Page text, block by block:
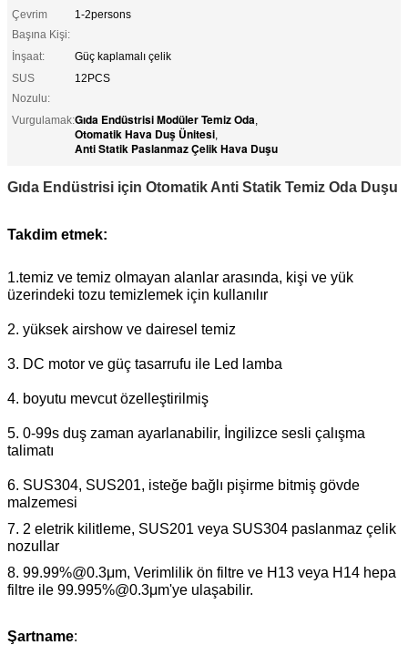
Çevrim
Başına Kişi:
1-2persons
İnşaat:
Güç kaplamalı çelik
SUS
Nozulu:
12PCS
Vurgulamak:Gıda Endüstrisi Modüler Temiz Oda,
Otomatik Hava Duş Ünitesi,
Anti Statik Paslanmaz Çelik Hava Duşu
Gıda Endüstrisi için Otomatik Anti Statik Temiz Oda Duşu
Takdim etmek:
1.temiz ve temiz olmayan alanlar arasında, kişi ve yük
üzerindeki tozu temizlemek için kullanılır
2. yüksek airshow ve dairesel temiz
3. DC motor ve güç tasarrufu ile Led lamba
4. boyutu mevcut özelleştirilmiş
5. 0-99s duş zaman ayarlanabilir, İngilizce sesli çalışma
talimatı
6. SUS304, SUS201, isteğe bağlı pişirme bitmiş gövde
malzemesi
7. 2 eletrik kilitleme, SUS201 veya SUS304 paslanmaz çelik
nozullar
8. 99.99%@0.3μm, Verimlilik ön filtre ve H13 veya H14 hepa
filtre ile 99.995%@0.3μm'ye ulaşabilir.
Şartname: